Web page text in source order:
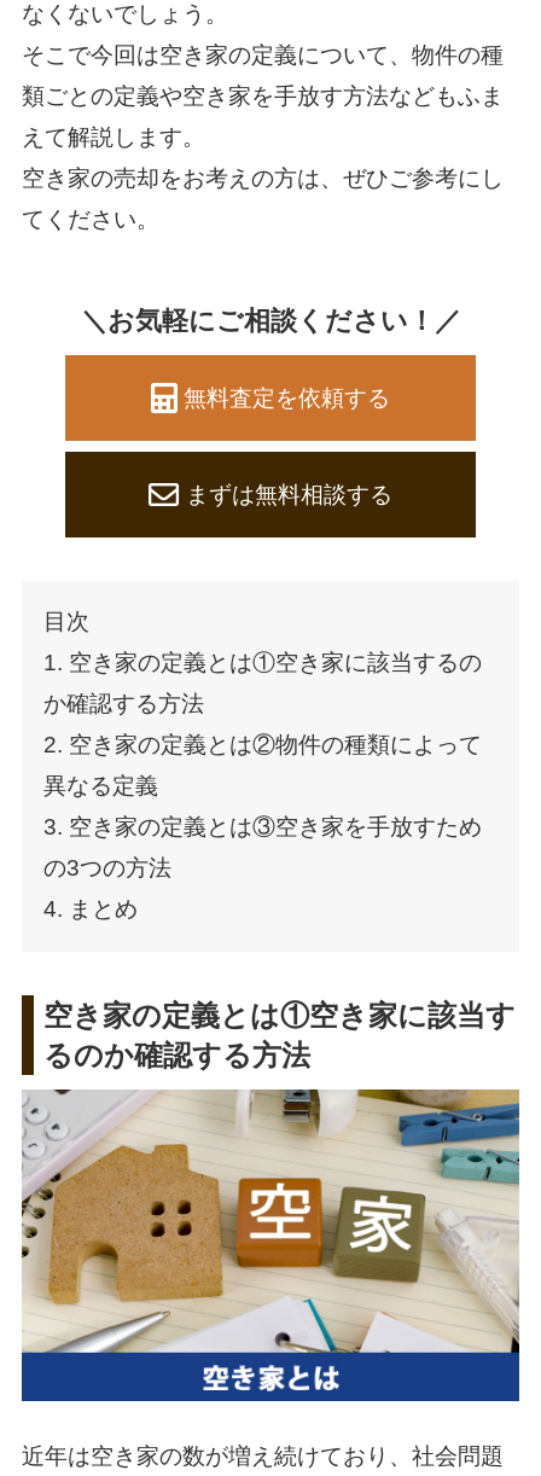
なくないでしょう。
そこで今回は空き家の定義について、物件の種
類ごとの定義や空き家を手放す方法などもふま
えて解説します。
空き家の売却をお考えの方は、ぜひご参考にし
てください。
＼お気軽にご相談ください！／
無料査定を依頼する
まずは無料相談する
目次
1. 空き家の定義とは①空き家に該当するの
か確認する方法
2. 空き家の定義とは②物件の種類によって
異なる定義
3. 空き家の定義とは③空き家を手放すため
の3つの方法
4. まとめ
空き家の定義とは①空き家に該当す
るのか確認する方法
近年は空き家の数が増え続けており、社会問題